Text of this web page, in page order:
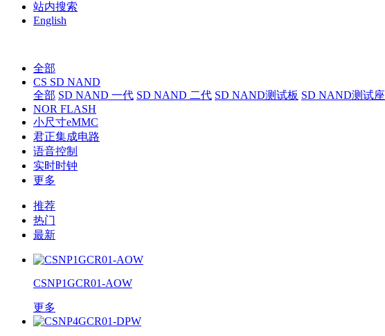
站内搜索
English
全部
CS SD NAND
全部 SD NAND 一代 SD NAND 二代 SD NAND测试板 SD NAND测试座
NOR FLASH
小尺寸eMMC
君正集成电路
语音控制
实时时钟
更多
推荐
热门
最新
CSNP1GCR01-AOW
更多